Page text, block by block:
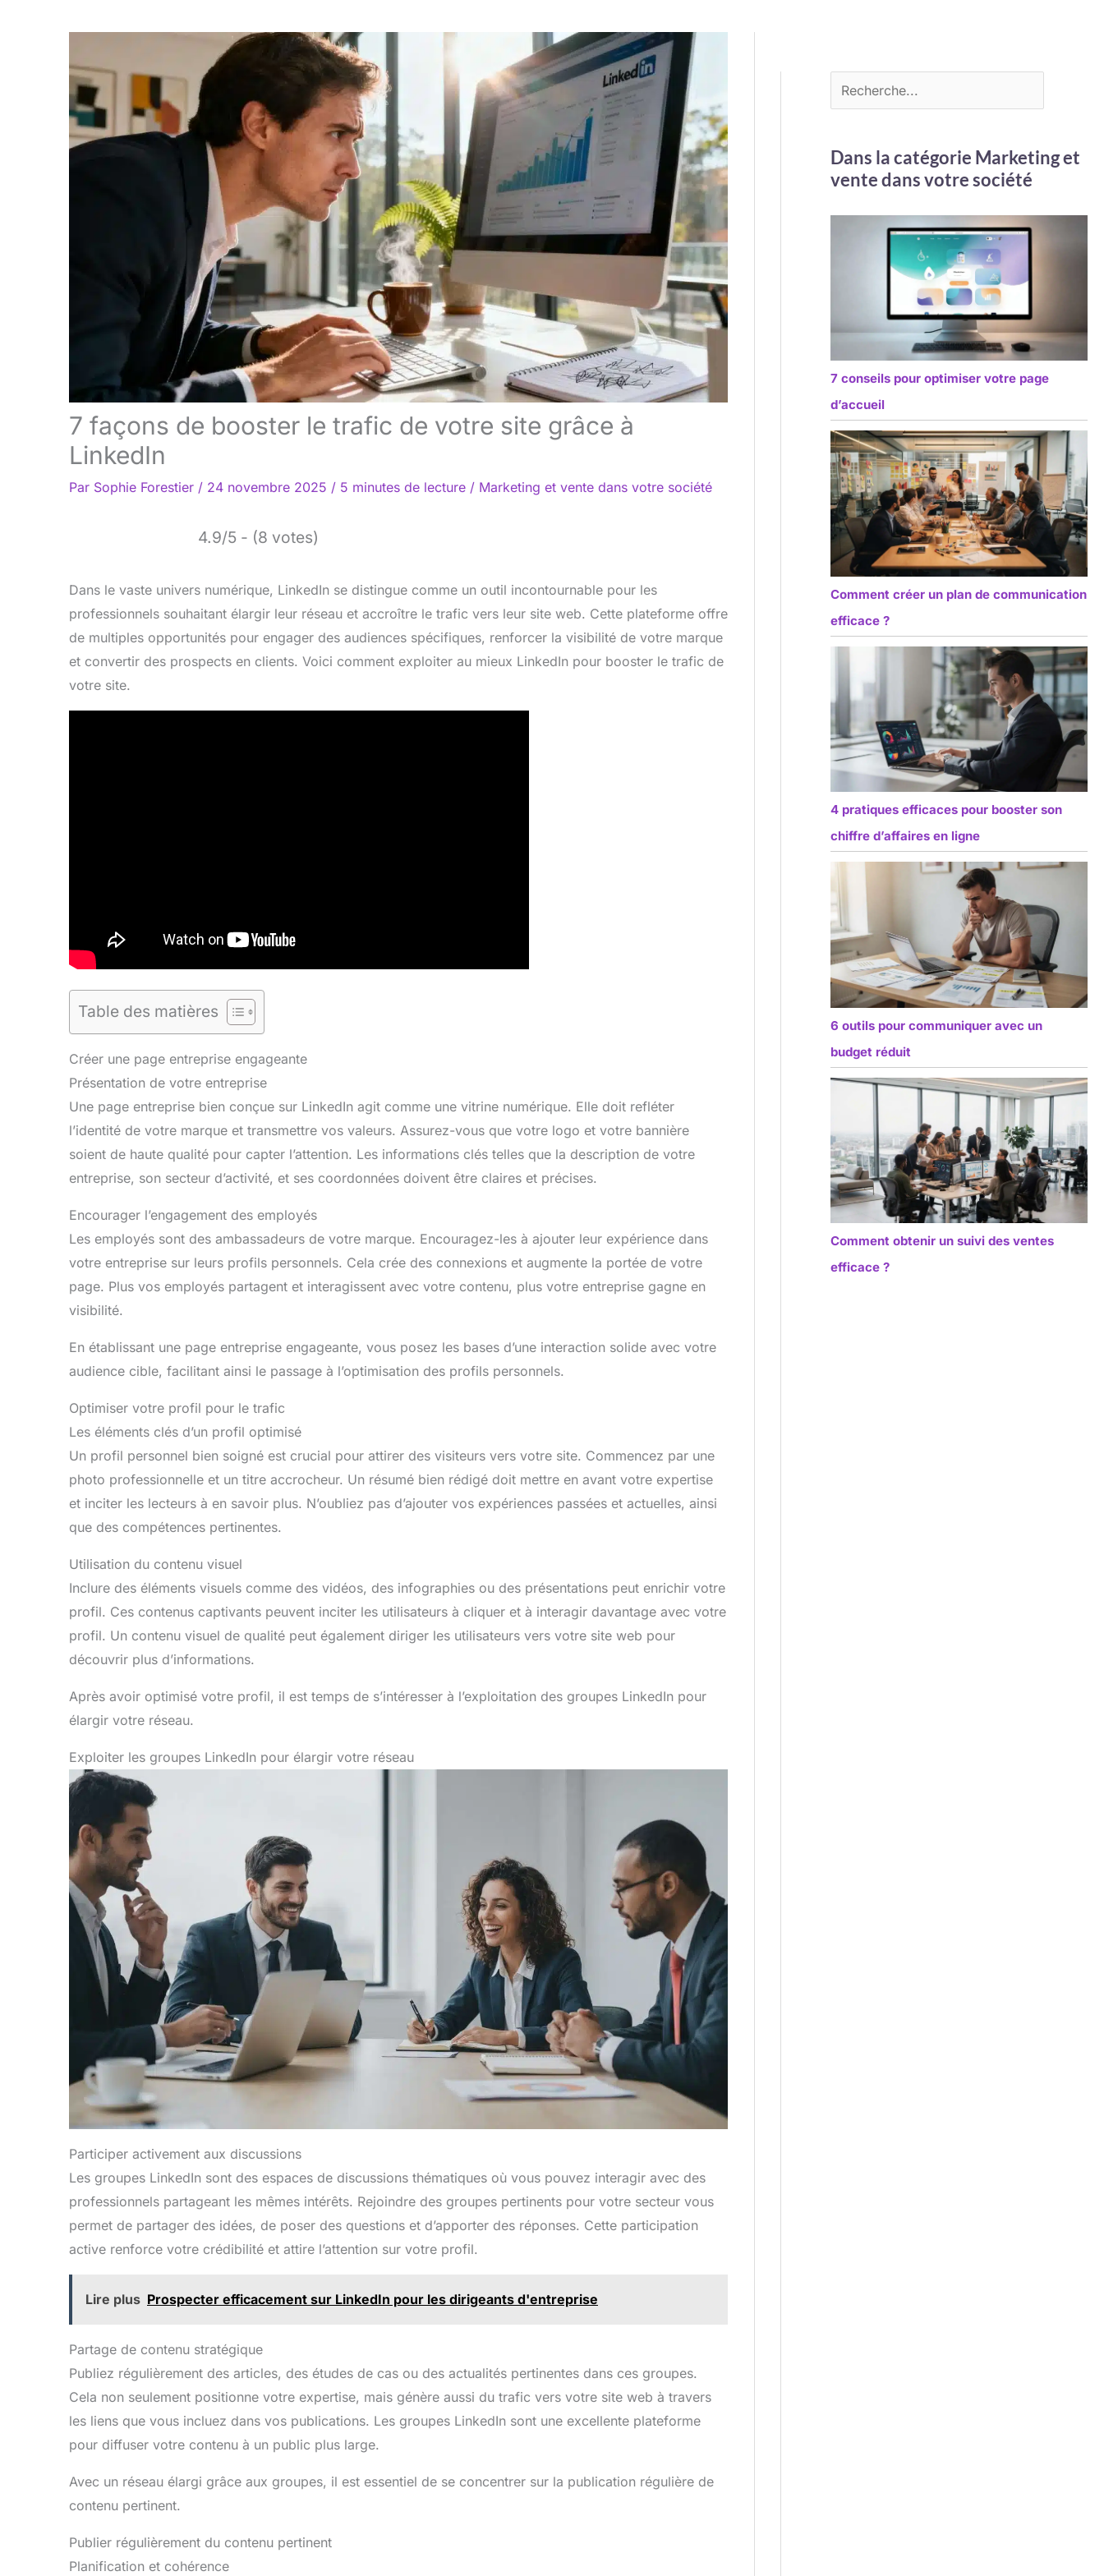
7 façons de booster le trafic de votre site grâce à
LinkedIn
Par Sophie Forestier / 24 novembre 2025 / 5 minutes de lecture / Marketing et vente dans votre société
4.9/5 - (8 votes)
Dans le vaste univers numérique, LinkedIn se distingue comme un outil incontournable pour les
professionnels souhaitant élargir leur réseau et accroître le trafic vers leur site web. Cette plateforme offre
de multiples opportunités pour engager des audiences spécifiques, renforcer la visibilité de votre marque
et convertir des prospects en clients. Voici comment exploiter au mieux LinkedIn pour booster le trafic de
votre site.
Table des matières
Créer une page entreprise engageante
Présentation de votre entreprise
Une page entreprise bien conçue sur LinkedIn agit comme une vitrine numérique. Elle doit refléter
l’identité de votre marque et transmettre vos valeurs. Assurez-vous que votre logo et votre bannière
soient de haute qualité pour capter l’attention. Les informations clés telles que la description de votre
entreprise, son secteur d’activité, et ses coordonnées doivent être claires et précises.
Encourager l’engagement des employés
Les employés sont des ambassadeurs de votre marque. Encouragez-les à ajouter leur expérience dans
votre entreprise sur leurs profils personnels. Cela crée des connexions et augmente la portée de votre
page. Plus vos employés partagent et interagissent avec votre contenu, plus votre entreprise gagne en
visibilité.
En établissant une page entreprise engageante, vous posez les bases d’une interaction solide avec votre
audience cible, facilitant ainsi le passage à l’optimisation des profils personnels.
Optimiser votre profil pour le trafic
Les éléments clés d’un profil optimisé
Un profil personnel bien soigné est crucial pour attirer des visiteurs vers votre site. Commencez par une
photo professionnelle et un titre accrocheur. Un résumé bien rédigé doit mettre en avant votre expertise
et inciter les lecteurs à en savoir plus. N’oubliez pas d’ajouter vos expériences passées et actuelles, ainsi
que des compétences pertinentes.
Utilisation du contenu visuel
Inclure des éléments visuels comme des vidéos, des infographies ou des présentations peut enrichir votre
profil. Ces contenus captivants peuvent inciter les utilisateurs à cliquer et à interagir davantage avec votre
profil. Un contenu visuel de qualité peut également diriger les utilisateurs vers votre site web pour
découvrir plus d’informations.
Après avoir optimisé votre profil, il est temps de s’intéresser à l’exploitation des groupes LinkedIn pour
élargir votre réseau.
Exploiter les groupes LinkedIn pour élargir votre réseau
Participer activement aux discussions
Les groupes LinkedIn sont des espaces de discussions thématiques où vous pouvez interagir avec des
professionnels partageant les mêmes intérêts. Rejoindre des groupes pertinents pour votre secteur vous
permet de partager des idées, de poser des questions et d’apporter des réponses. Cette participation
active renforce votre crédibilité et attire l’attention sur votre profil.
Lire plus Prospecter efficacement sur LinkedIn pour les dirigeants d'entreprise
Partage de contenu stratégique
Publiez régulièrement des articles, des études de cas ou des actualités pertinentes dans ces groupes.
Cela non seulement positionne votre expertise, mais génère aussi du trafic vers votre site web à travers
les liens que vous incluez dans vos publications. Les groupes LinkedIn sont une excellente plateforme
pour diffuser votre contenu à un public plus large.
Avec un réseau élargi grâce aux groupes, il est essentiel de se concentrer sur la publication régulière de
contenu pertinent.
Publier régulièrement du contenu pertinent
Planification et cohérence
Dans la catégorie Marketing et
vente dans votre société
7 conseils pour optimiser votre page
d’accueil
Comment créer un plan de communication
efficace ?
4 pratiques efficaces pour booster son
chiffre d’affaires en ligne
6 outils pour communiquer avec un
budget réduit
Comment obtenir un suivi des ventes
efficace ?